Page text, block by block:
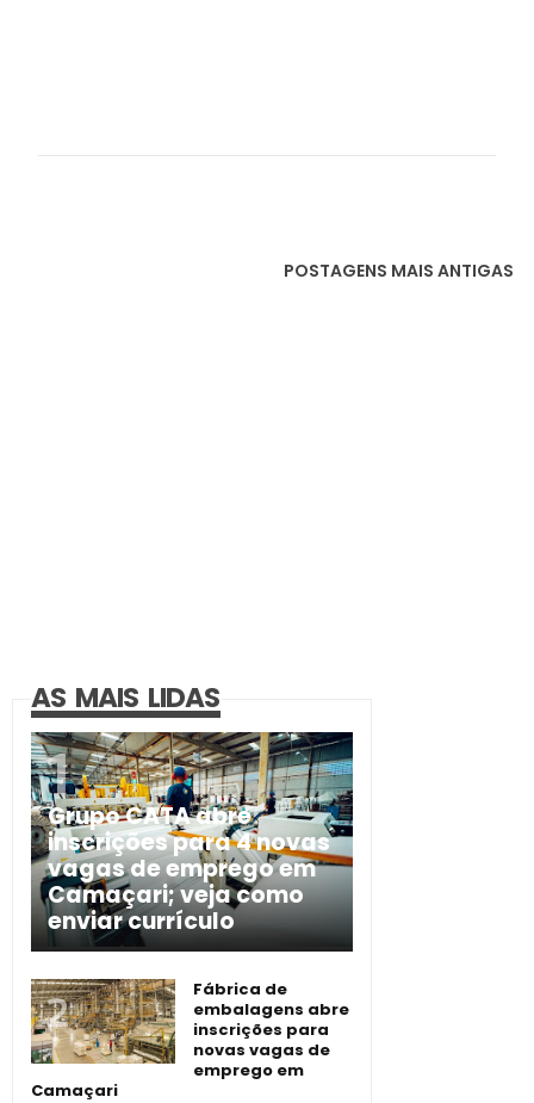
POSTAGENS MAIS ANTIGAS
AS MAIS LIDAS
Grupo CATA abre
inscrições para 4 novas
vagas de emprego em
Camaçari; veja como
enviar currículo
Fábrica de
embalagens abre
inscrições para
novas vagas de
emprego em
Camaçari